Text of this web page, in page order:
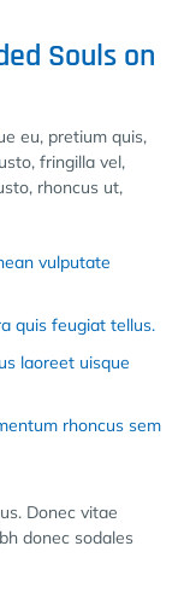
Souls on
eu, pretium quis,
fringilla vel,
rhoncus ut,
vulputate
quis feugiat tellus.
laoreet uisque
rhoncus sem
Donec vitae
donec sodales